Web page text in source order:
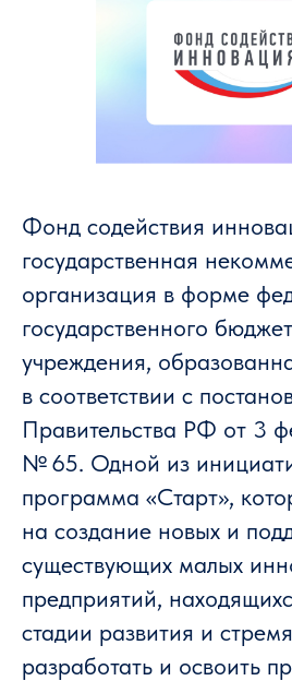
Фонд содействия
государственная
организация в форме
государственного
учреждения,
в соответствии с
Правительства РФ от 3
№ 65. Одной из
программа «Старт»,
на создание новых и
существующих малых
предприятий,
стадии развития и
разработать и освоить